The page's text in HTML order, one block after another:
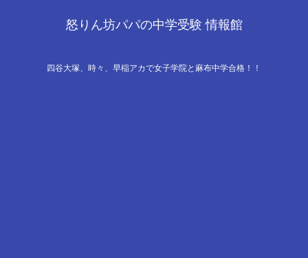
怒りん坊パパの中学受験 情報館
四谷大塚、時々、早稲アカで女子学院と麻布中学合格！！